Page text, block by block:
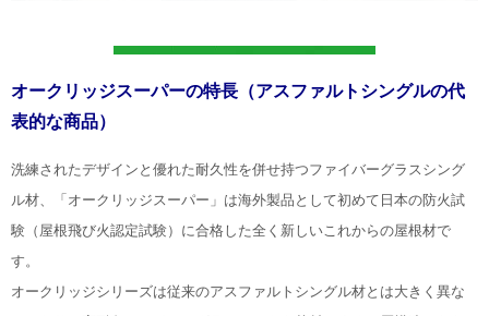
オークリッジスーパーの特長（アスファルトシングルの代
表的な商品）
洗練されたデザインと優れた耐久性を併せ持つファイバーグラスシング
ル材、「オークリッジスーパー」は海外製品として初めて日本の防火試
験（屋根飛び火認定試験）に合格した全く新しいこれからの屋根材で
す。
オークリッジシリーズは従来のアスファルトシングル材とは大きく異な